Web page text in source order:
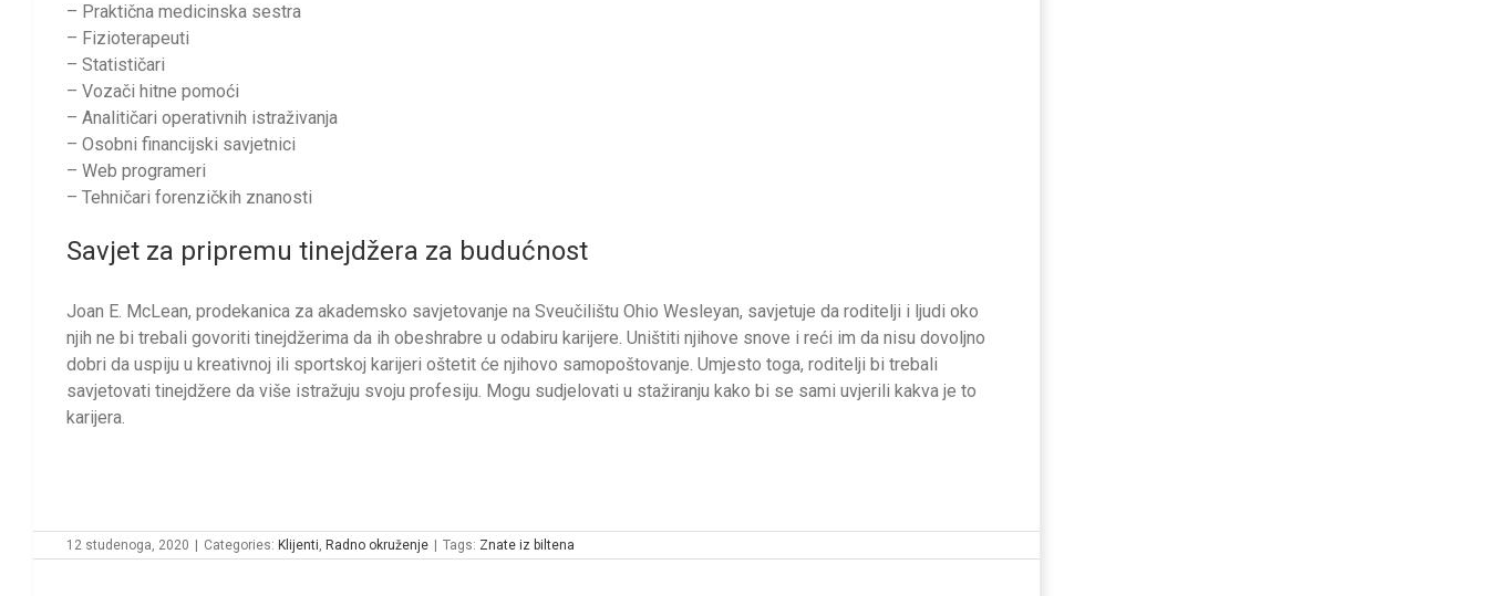
– Praktična medicinska sestra
– Fizioterapeuti
– Statističari
– Vozači hitne pomoći
– Analitičari operativnih istraživanja
– Osobni financijski savjetnici
– Web programeri
– Tehničari forenzičkih znanosti
Savjet za pripremu tinejdžera za budućnost
Joan E. McLean, prodekanica za akademsko savjetovanje na Sveučilištu Ohio Wesleyan, savjetuje da roditelji i ljudi oko
njih ne bi trebali govoriti tinejdžerima da ih obeshrabre u odabiru karijere. Uništiti njihove snove i reći im da nisu dovoljno
dobri da uspiju u kreativnoj ili sportskoj karijeri oštetit će njihovo samopoštovanje. Umjesto toga, roditelji bi trebali
savjetovati tinejdžere da više istražuju svoju profesiju. Mogu sudjelovati u stažiranju kako bi se sami uvjerili kakva je to
karijera.
12 studenoga, 2020 Categories: Klijenti, Radno okruženje Tags: Znate iz biltena